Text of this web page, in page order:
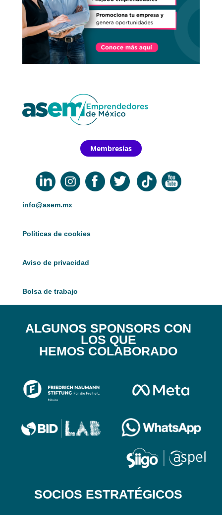
Membresías
info@asem.mx
Políticas de cookies
Aviso de privacidad
Bolsa de trabajo
ALGUNOS SPONSORS CON
LOS QUE
HEMOS COLABORADO
SOCIOS ESTRATÉGICOS